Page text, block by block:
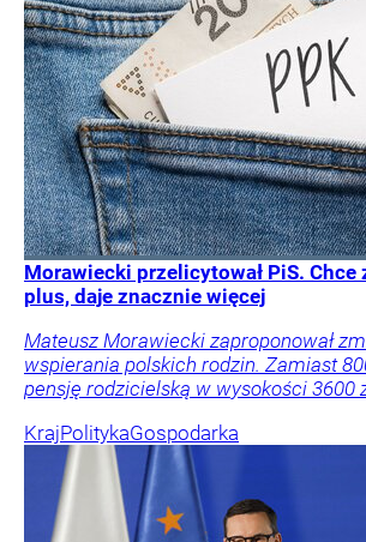
Morawiecki przelicytował PiS. Chce
plus, daje znacznie więcej
Mateusz Morawiecki zaproponował
wspierania polskich rodzin. Zamiast
pensję rodzicielską w wysokości 3600
KrajPolitykaGospodarka